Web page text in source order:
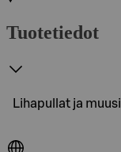
Tuotetiedot
Lihapullat ja muusi